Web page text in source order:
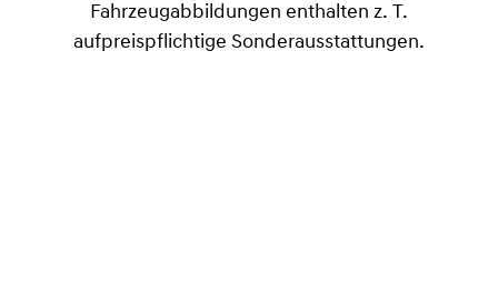
Fahrzeugabbildungen enthalten z. T.
aufpreispflichtige Sonderausstattungen.